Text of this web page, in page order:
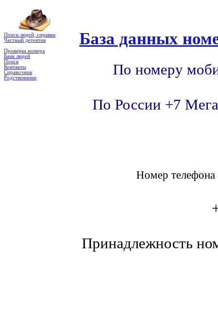
Поиск людей, справки
Частный детектив
Проверка номера
Банк людей
Поиск
Контакты
Справочник
Родственники
База данных
По номеру
По России +7
Номер
Принадлежность